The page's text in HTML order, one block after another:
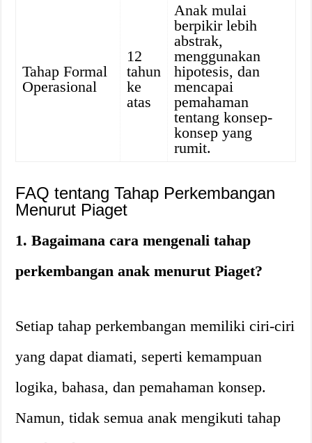
Tahap Formal
Operasional
12
tahun
ke
atas
Anak mulai
berpikir lebih
abstrak,
menggunakan
hipotesis, dan
mencapai
pemahaman
tentang konsep-
konsep yang
rumit.
FAQ tentang Tahap Perkembangan
Menurut Piaget
1. Bagaimana cara mengenali tahap
perkembangan anak menurut Piaget?
Setiap tahap perkembangan memiliki ciri-ciri
yang dapat diamati, seperti kemampuan
logika, bahasa, dan pemahaman konsep.
Namun, tidak semua anak mengikuti tahap